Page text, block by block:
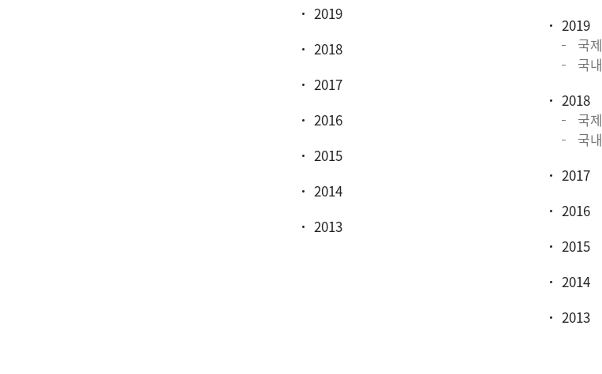
2019
2018
2017
2016
2015
2014
2013
2019
국제
국내
2018
국제
국내
2017
2016
2015
2014
2013